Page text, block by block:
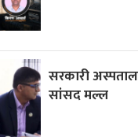
सरकारी
सांसद मल्ल